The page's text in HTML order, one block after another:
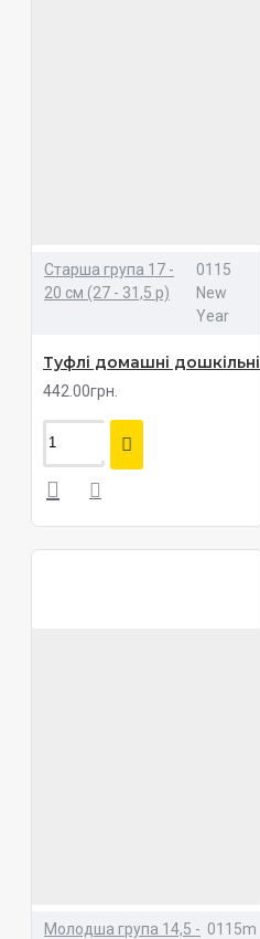
Старша група 17 -
20 см (27 - 31,5 р)
0115
New
Year
Туфлі домашні дошкільні
442.00грн.
Молодша група 14,5 - 0115m